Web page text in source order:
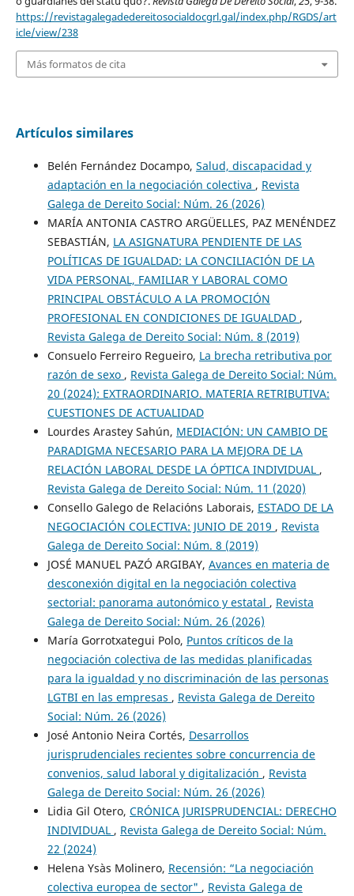
https://revistagalegadedereitosocialdocgrl.gal/index.php/RGDS/art
icle/view/238
Más formatos de cita
Artículos similares
Belén Fernández Docampo, Salud, discapacidad y
adaptación en la negociación colectiva , Revista
Galega de Dereito Social: Núm. 26 (2026)
MARÍA ANTONIA CASTRO ARGÜELLES, PAZ MENÉNDEZ
SEBASTIÁN, LA ASIGNATURA PENDIENTE DE LAS
POLÍTICAS DE IGUALDAD: LA CONCILIACIÓN DE LA
VIDA PERSONAL, FAMILIAR Y LABORAL COMO
PRINCIPAL OBSTÁCULO A LA PROMOCIÓN
PROFESIONAL EN CONDICIONES DE IGUALDAD ,
Revista Galega de Dereito Social: Núm. 8 (2019)
Consuelo Ferreiro Regueiro, La brecha retributiva por
razón de sexo , Revista Galega de Dereito Social: Núm.
20 (2024): EXTRAORDINARIO. MATERIA RETRIBUTIVA:
CUESTIONES DE ACTUALIDAD
Lourdes Arastey Sahún, MEDIACIÓN: UN CAMBIO DE
PARADIGMA NECESARIO PARA LA MEJORA DE LA
RELACIÓN LABORAL DESDE LA ÓPTICA INDIVIDUAL ,
Revista Galega de Dereito Social: Núm. 11 (2020)
Consello Galego de Relacións Laborais, ESTADO DE LA
NEGOCIACIÓN COLECTIVA: JUNIO DE 2019 , Revista
Galega de Dereito Social: Núm. 8 (2019)
JOSÉ MANUEL PAZÓ ARGIBAY, Avances en materia de
desconexión digital en la negociación colectiva
sectorial: panorama autonómico y estatal , Revista
Galega de Dereito Social: Núm. 26 (2026)
María Gorrotxategui Polo, Puntos críticos de la
negociación colectiva de las medidas planificadas
para la igualdad y no discriminación de las personas
LGTBI en las empresas , Revista Galega de Dereito
Social: Núm. 26 (2026)
José Antonio Neira Cortés, Desarrollos
jurisprudenciales recientes sobre concurrencia de
convenios, salud laboral y digitalización , Revista
Galega de Dereito Social: Núm. 26 (2026)
Lidia Gil Otero, CRÓNICA JURISPRUDENCIAL: DERECHO
INDIVIDUAL , Revista Galega de Dereito Social: Núm.
22 (2024)
Helena Ysàs Molinero, Recensión: “La negociación
colectiva europea de sector" , Revista Galega de